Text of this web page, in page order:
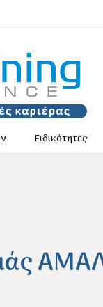
Ειδικότητες